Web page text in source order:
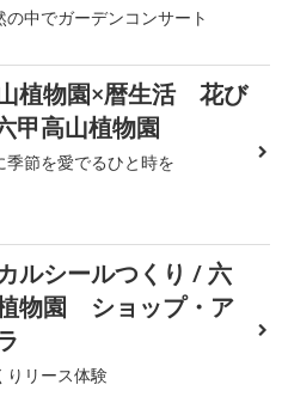
の中でガーデンコンサート
植物園×暦生活 花び
甲高山植物園
季節を愛でるひと時を
ルシールつくり / 六
物園 ショップ・ア
りリース体験